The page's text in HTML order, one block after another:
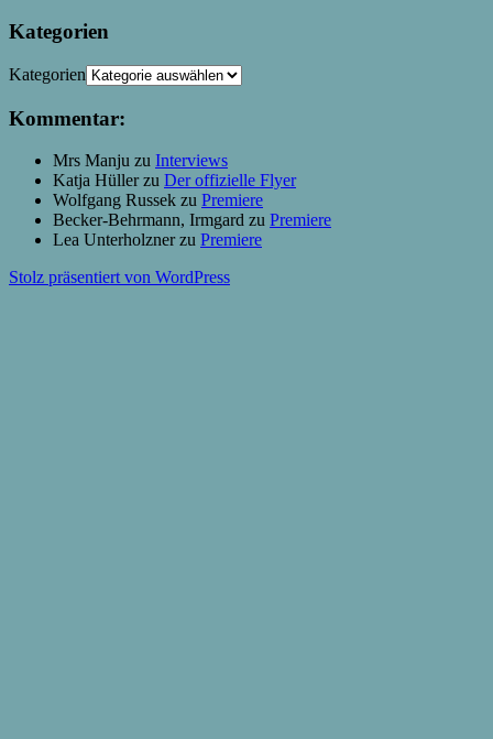
Kategorien
Kategorien
Kommentar:
Mrs Manju zu Interviews
Katja Hüllerzu Der offizielle Flyer
Wolfgang Russek zu Premiere
Becker-Behrmann, Irmgard zu Premiere
Lea Unterholznerzu Premiere
Stolz präsentiert von WordPress